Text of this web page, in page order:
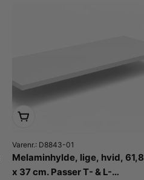
Læg i kurv
Varenr.: D8843-01
Melaminhylde, lige, hvid, 61,8
x 37 cm. Passer T- & L-